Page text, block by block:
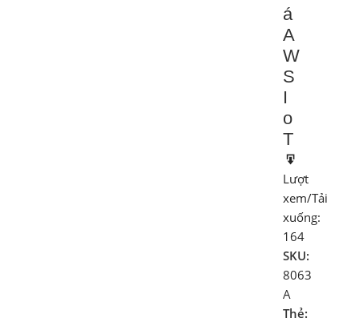
á
A
W
S
I
o
T
Lượt
xem/Tải
xuống:
164
SKU:
8063
A
Thẻ: